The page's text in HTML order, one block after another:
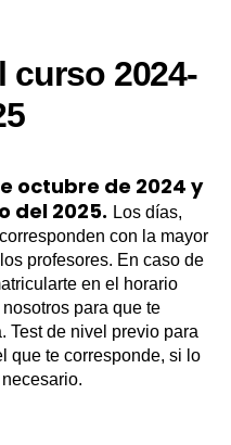
curso 2024-
octubre de 2024 y
del 2025. Los días,
con la mayor
profesores. En caso de
en el horario
para que te
Test de nivel previo para
que te corresponde, si lo